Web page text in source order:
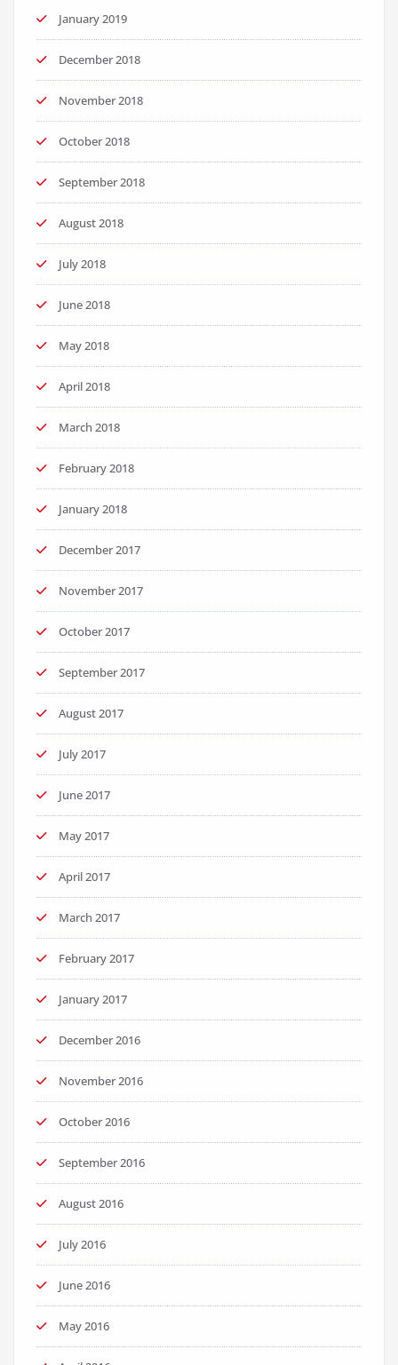
January 2019
December 2018
November 2018
October 2018
September 2018
August 2018
July 2018
June 2018
May 2018
April 2018
March 2018
February 2018
January 2018
December 2017
November 2017
October 2017
September 2017
August 2017
July 2017
June 2017
May 2017
April 2017
March 2017
February 2017
January 2017
December 2016
November 2016
October 2016
September 2016
August 2016
July 2016
June 2016
May 2016